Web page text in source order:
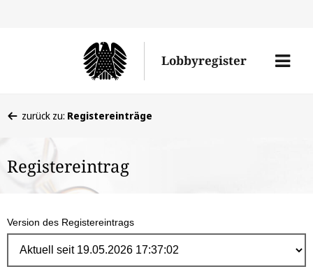
Lobbyregister
Menü
befinden
hier:
zurück zu: Registereinträge
Registereintrag
Version des Registereintrags